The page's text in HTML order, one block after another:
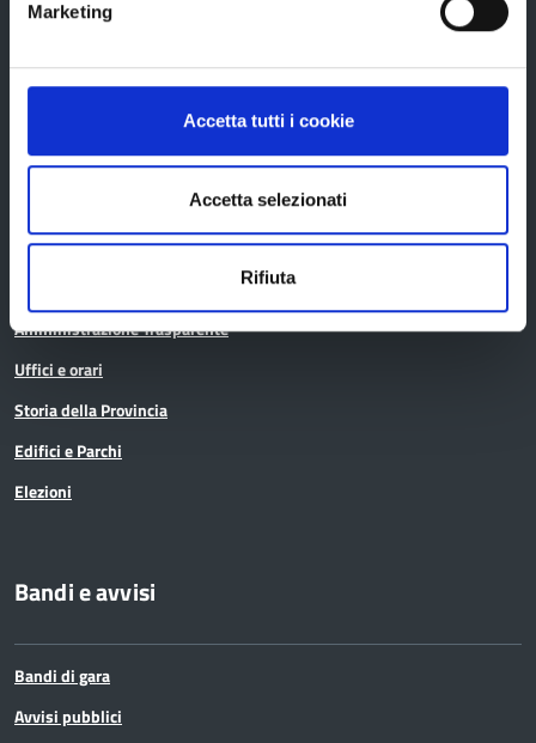
Marketing
Accetta tutti i cookie
Accetta selezionati
Rifiuta
La Provincia
Organi di governo
Amministrazione Trasparente
Uffici e orari
Storia della Provincia
Edifici e Parchi
Elezioni
Bandi e avvisi
Bandi di gara
Avvisi pubblici